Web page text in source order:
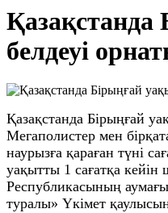
Қазақстанда
белдеуі
Қазақстанда Бірыңғай
Мегаполистер мен
наурызға қараған түні
уақытты 1 сағатқа кейін
Республикасының
туралы» Үкімет